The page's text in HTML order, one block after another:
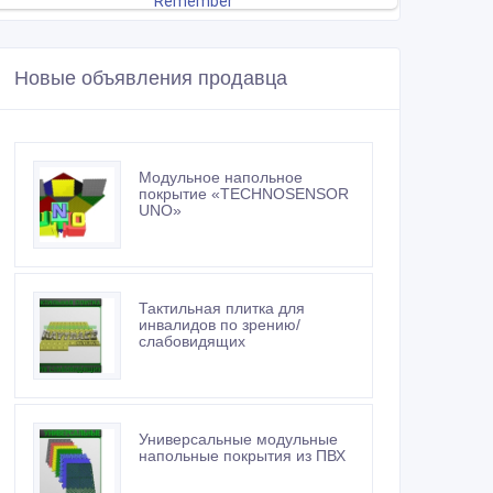
Новые объявления продавца
Модульное напольное
покрытие «TECHNOSENSOR
UNO»
Тактильная плитка для
инвалидов по зрению/
слабовидящих
Универсальные модульные
напольные покрытия из ПВХ